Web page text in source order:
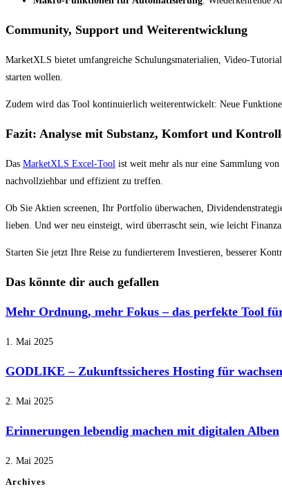
Community, Support und Weiterentwicklung
MarketXLS bietet umfangreiche Schulungsmaterialien, Video-
starten wollen.
Zudem wird das Tool kontinuierlich weiterentwickelt: Neue
Fazit: Analyse mit Substanz, Komfort und
Das MarketXLS Excel-Tool ist weit mehr als nur eine Sammlung
nachvollziehbar und effizient zu treffen.
Ob Sie Aktien screenen, Ihr Portfolio überwachen,
lieben. Und wer neu einsteigt, wird überrascht sein, wie leicht
Starten Sie jetzt Ihre Reise zu fundierterem Investieren, besserer
Das könnte dir auch gefallen
Mehr Ordnung, mehr Fokus – das perfekte Tool
1. Mai 2025
GODLIKE – Zukunftssicheres Hosting für
2. Mai 2025
Erinnerungen lebendig machen mit digitalen Alben
2. Mai 2025
Archives